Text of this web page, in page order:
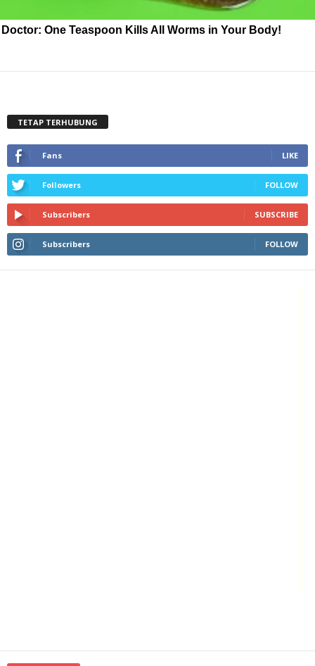
Doctor: One Teaspoon Kills All Worms in Your Body!
TETAP TERHUBUNG
Fans LIKE
Followers FOLLOW
Subscribers SUBSCRIBE
Subscribers FOLLOW